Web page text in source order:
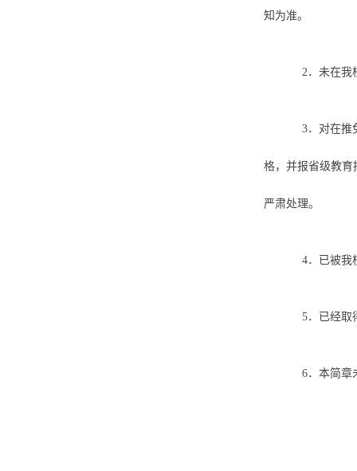
知为准。
2．未在我
3．对在推
格，并报省级教育
严肃处理。
4．已被我
5．已经取
6．本简章